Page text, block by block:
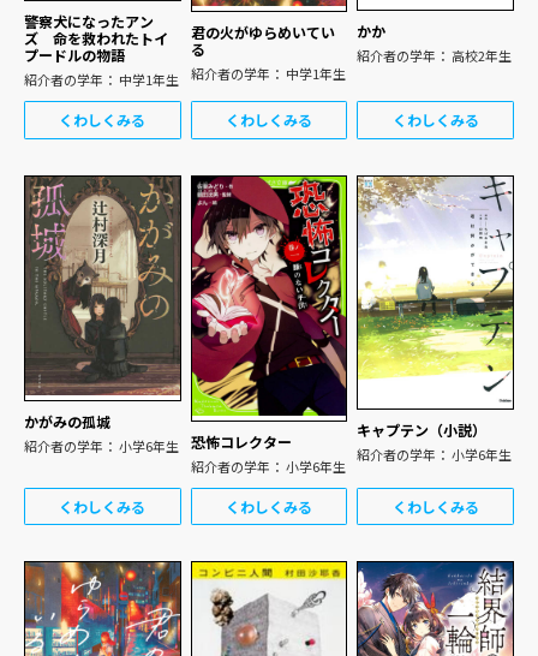
警察犬になったアン
ズ 命を救われたトイ
プードルの物語
紹介者の学年： 中学1年生
くわしくみる
君の火がゆらめいてい
る
紹介者の学年： 中学1年生
くわしくみる
かか
紹介者の学年： 高校2年生
くわしくみる
かがみの孤城
紹介者の学年： 小学6年生
くわしくみる
恐怖コレクター
紹介者の学年： 小学6年生
くわしくみる
キャプテン（小説）
紹介者の学年： 小学6年生
くわしくみる